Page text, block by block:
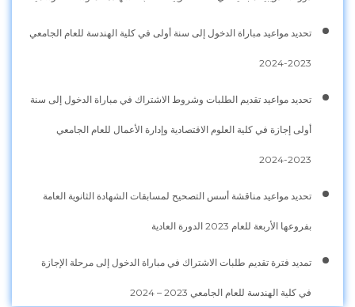
تحديد مواعيد مباراة الدخول إلى سنة أولى في كلية الهندسة للعام الجامعي
2023-2024
تحديد مواعيد تقديم الطلبات وشروط الاشتراك في مباراة الدخول إلى سنة
أولى إجازة في كلية العلوم الاقتصادية وإدارة الأعمال للعام الجامعي
2023-2024
تحديد مواعيد مناقشة أسس التصحيح لمسابقات الشهادة الثانوية العامة
بفروعها الأربعة للعام 2023 الدورة العادية
تمديد فترة تقديم طلبات الاشتراك في مباراة الدخول إلى مرحلة الإجازة
في كلية الهندسة للعام الجامعي 2023 – 2024